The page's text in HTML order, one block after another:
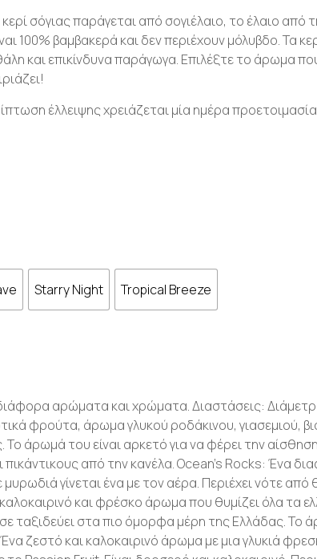
σόγιας παράγεται από σογιέλαιο, το έλαιο
100% βαμβακερά και δεν περιέχουν μόλυβδο. Τα
και επικίνδυνα παράγωγα. Επιλέξτε το άρωμα
έλλειψης χρειάζεται μία ημέρα
Starry Night Tropical Breeze
αρώματα και χρώματα. Διαστάσεις:
φρούτα, άρωμα γλυκού ροδάκινου, γιασεμιού,
άρωμά του είναι αρκετό για να φέρει την
από την κανέλα. Ocean’s Rocks: Ένα
γίνεται ένα με τον αέρα. Περιέχει νότε
και φρέσκο άρωμα που θυμίζει όλα τα
στα πιο όμορφα μέρη της Ελλάδας. Το
ζεστό και καλοκαιρινό άρωμα με μια γλυκιά